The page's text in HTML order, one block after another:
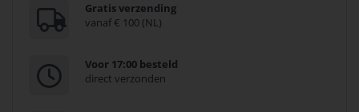
Gratis verzending
vanaf € 100 (NL)
Voor 17:00 besteld
direct verzonden